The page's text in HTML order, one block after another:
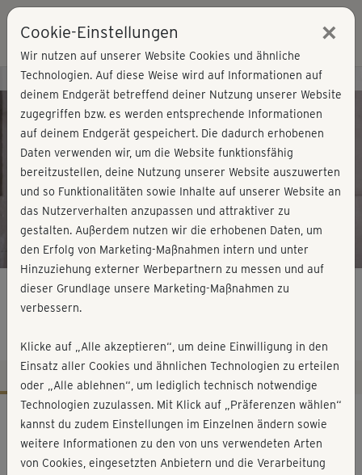
Play
Video
Kursvorschau - Jetzt mitmachen!
Bodyshaping - Mobilisation
Workout-Facts
leicht
9 Min
Cookie-Einstellungen ×
Wir nutzen auf unserer Website Cookies und ähnliche
Technologien. Auf diese Weise wird auf Informationen auf
deinem Endgerät betreffend deiner Nutzung unserer Website
zugegriffen bzw. es werden entsprechende Informationen
auf deinem Endgerät gespeichert. Die dadurch erhobenen
Daten verwenden wir, um die Website funktionsfähig
bereitzustellen, deine Nutzung unserer Website auszuwerten
und so Funktionalitäten sowie Inhalte auf unserer Website an
das Nutzerverhalten anzupassen und attraktiver zu
gestalten. Außerdem nutzen wir die erhobenen Daten, um
den Erfolg von Marketing-Maßnahmen intern und unter
Hinzuziehung externer Werbepartnern zu messen und auf
dieser Grundlage unsere Marketing-Maßnahmen zu
verbessern.
Klicke auf „Alle akzeptieren“, um deine Einwilligung in den
Einsatz aller Cookies und ähnlichen Technologien zu erteilen
oder „Alle ablehnen“, um lediglich technisch notwendige
Technologien zuzulassen. Mit Klick auf „Präferenzen wählen“
kannst du zudem Einstellungen im Einzelnen ändern sowie
weitere Informationen zu den von uns verwendeten Arten
von Cookies, eingesetzten Anbietern und die Verarbeitung